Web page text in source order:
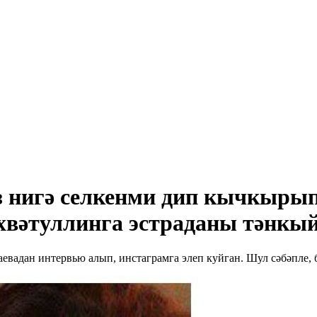
селкенми дип
эстраданы
интервью алып, инстаграмга элеп куйган. Шул